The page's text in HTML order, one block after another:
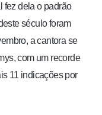
fez dela o padrão
século foram
a cantora se
com um recorde
11 indicações por